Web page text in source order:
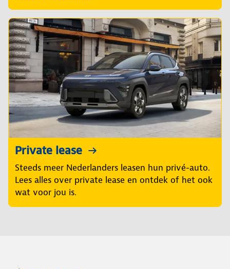
Private lease
Steeds meer Nederlanders leasen hun privé-auto.
Lees alles over private lease en ontdek of het ook
wat voor jou is.